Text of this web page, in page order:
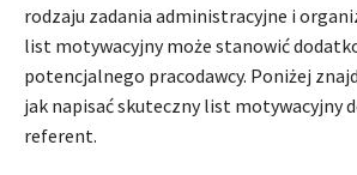
rodzaju zadania administracyjne i
list motywacyjny może stanowić
potencjalnego pracodawcy. Poniżej
jak napisać skuteczny list motywacyjny
referent.